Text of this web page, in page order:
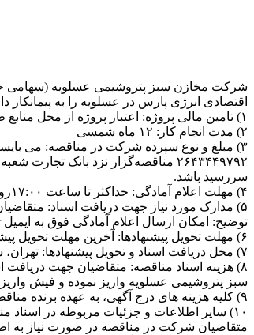
شرکت مخازن سبز پتروشیمی عسلویه (سهامی
اقتصادی انرژی پارس در عسلویه را به
۱) تامین مالی پروژه: اعتبار پروژه از محل منابع طرح های غیرعمرانی می‌باشد.
۲) مدت انجام کار: ۱۲ ماه شمسی
سررسید باشد.
۴) مهلت اعلام آمادگی: حداکثر تا ساعت ۱۷:۰۰روز دوشنبه مورخ ۰۶/۱۲/۱۴۰۳٫
۵) مدارک مورد نیاز جهت دریافت اسناد: متقاضیان می توانند با ارائه نامه اعلام آمادگی و سوابق کاری مشابه بهمراه معرفی نامه کتبی از شرکت و فیش واریزی، اسناد مناقصه را دریافت نمایند.
توضیح: امکان ارسال اعلام آمادگی فوق به ایمیل tender@agtp.ir و دریافت اسناد مناقصه از طریق ایمیل نیز وجود دارد.
۶) مهلت تحویل پیشنهادها: آخرین مهلت تحویل پیشنهادها تا ساعت ۱۷:۰۰ روز چهارشنبه مورخ ۱۵/۱۲/۱۴۰۳ می‌باشد.
۷) محل دریافت اسناد و تحویل پیشنهادها: تهران، سعادت آباد، بلوار منفرد نیاکی، کوچه سرو، ساختمان اسکای، طبقه ۱-، شرکت مخازن سبز پتروشیمی عسلویه، واحد امور حقوقی و پیمانها.
سبز پتروشیمی عسلویه واریز نموده و فیش
۹) کلیه هزینه های درج آگهی، به عهده برنده مناقصه می باشد.
۱۰) سایر اطلاعات و جزئیات مربوطه در اسناد مناقصه درج گردیده است.